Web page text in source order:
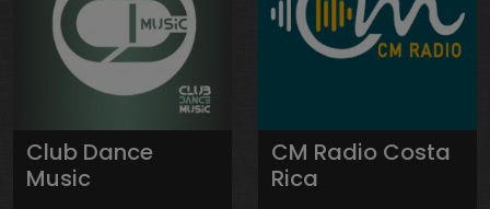
Club Dance
Music
CM Radio Costa
Rica